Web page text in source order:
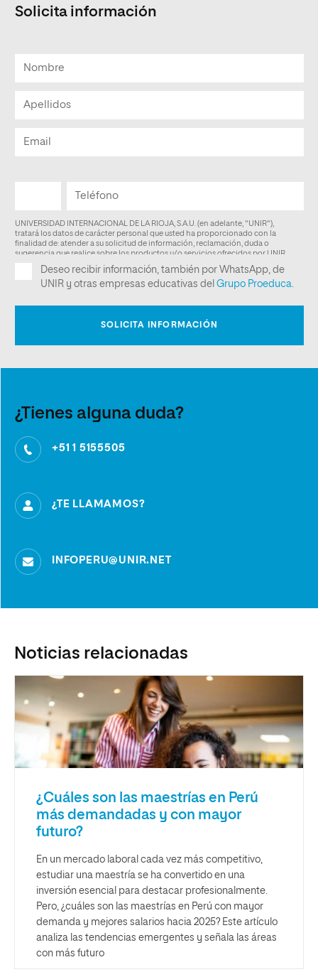
Solicita información
¿Tienes alguna duda?
+51 1 5155505
¿TE LLAMAMOS?
INFOPERU@UNIR.NET
Noticias relacionadas
¿Cuáles son las maestrías en Perú
más demandadas y con mayor
futuro?
En un mercado laboral cada vez más competitivo,
estudiar una maestría se ha convertido en una
inversión esencial para destacar profesionalmente.
Pero, ¿cuáles son las maestrías en Perú con mayor
demanda y mejores salarios hacia 2025? Este artículo
analiza las tendencias emergentes y señala las áreas
con más futuro